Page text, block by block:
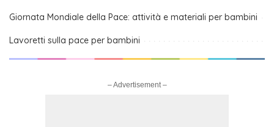
Giornata Mondiale della Pace: attività e materiali per bambini
Lavoretti sulla pace per bambini
– Advertisement –